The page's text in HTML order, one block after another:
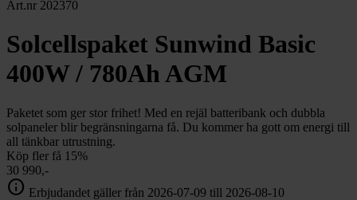
Toalett
Grill & Fritid
Lacanche
Reservdelar chevron_right
Art.nr 202370
Solcellspaket Sunwind Basic
400W / 780Ah AGM
Paketet som ger stor frihet! Med en rejäl batteribank och dubbla
solpaneler blir begränsningarna få. Du kommer ha gott om energi till
all tänkbar utrustning.
Köp fler få 15%
30 990,-
info Erbjudandet gäller från 2026-07-09 till 2026-08-10